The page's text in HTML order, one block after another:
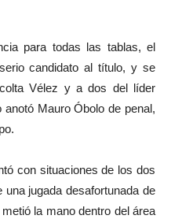
para todas las tablas, el
candidato al título, y se
Vélez y a dos del líder
Mauro Óbolo de penal,
con situaciones de los dos
jugada desafortunada de
la mano dentro del área